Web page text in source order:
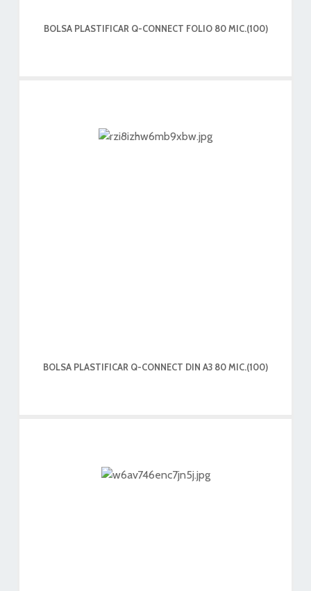
BOLSA PLASTIFICAR Q-CONNECT FOLIO 80 MIC.(100)
BOLSA PLASTIFICAR Q-CONNECT DIN A3 80 MIC.(100)